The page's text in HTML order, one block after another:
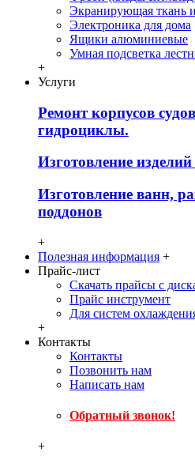
Экранирующая ткань
Электроника для дома
Ящики алюминиевые
Умная подсветка
+
Услуги
Ремонт корпусов
гидроциклы.
Изготовление
Изготовление ванн,
поддонов
+
Полезная информация +
Прайс-лист
Скачать прайсы с
Прайс инструмент
Для систем
+
Контакты
Контакты
Позвонить нам
Написать нам
Обратный звонок!
+